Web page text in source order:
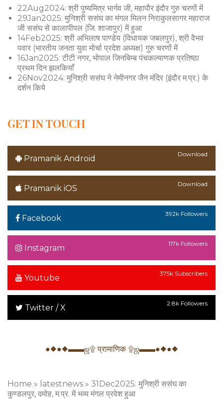
22Aug2024: श्री पुष्यमित्र भार्गव जी, महापौर इंदौर गुरु चरणों में
29Jan2025: मुनिश्री ससंघ का मंगल मिलन निराकुलसागर महाराज
जी ससंघ से कालापीपल (जि. शाजापुर) में हुआ
14Feb2025: श्री अभिलाष पाण्डेय (विधायक जबलपुर), श्री वैभव
पवार (भारतीय जनता युवा मोर्चा प्रदेश अध्यक्ष) गुरु चरणों में
16Jan2025: टीटी नगर, भोपाल जिनबिम्ब पंचकल्याणक प्रतिष्ठा
प्रथम दिन झलकियाँ
26Nov2024: मुनिश्री ससंघ ने नेमीनगर जैन मंदिर (इंदौर म.प्र.) के
दर्शन किये
GET IN TOUCH
Pramanik Android Download
Pramanik iOS Download
Facebook 392k Followers
Instagram 117k Followers
Youtube 375k Subscribers
Twitter / X 2.8k Followers
●◆●◆▬▬ஜ۩ प्रामाणिक ۩ஜ▬▬●◆●◆
Home » latestnews » 31Dec2025: मुनिश्री ससंघ का
कुण्डलपुर, दमोह, म.प्र. में भव्य मंगल प्रवेश हुआ